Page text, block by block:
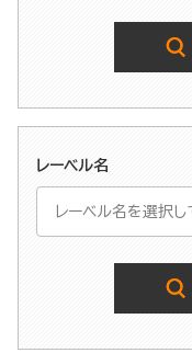
レーベル名